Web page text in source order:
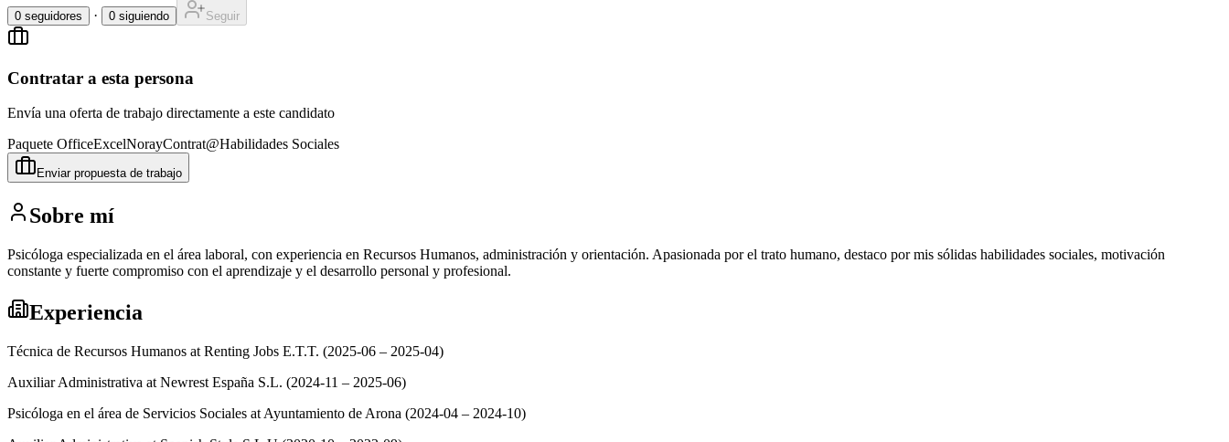
0 seguidores · 0 siguiendo Seguir
Contratar a esta persona
Envía una oferta de trabajo directamente a este candidato
Paquete OfficeExcelNorayContrat@Habilidades Sociales
Enviar propuesta de trabajo
Sobre mí
Psicóloga especializada en el área laboral, con experiencia en Recursos Humanos, administración y orientación. Apasionada por el trato humano, destaco por mis sólidas habilidades sociales, motivación
constante y fuerte compromiso con el aprendizaje y el desarrollo personal y profesional.
Experiencia
Técnica de Recursos Humanos at Renting Jobs E.T.T. (2025-06 – 2025-04)
Auxiliar Administrativa at Newrest España S.L. (2024-11 – 2025-06)
Psicóloga en el área de Servicios Sociales at Ayuntamiento de Arona (2024-04 – 2024-10)